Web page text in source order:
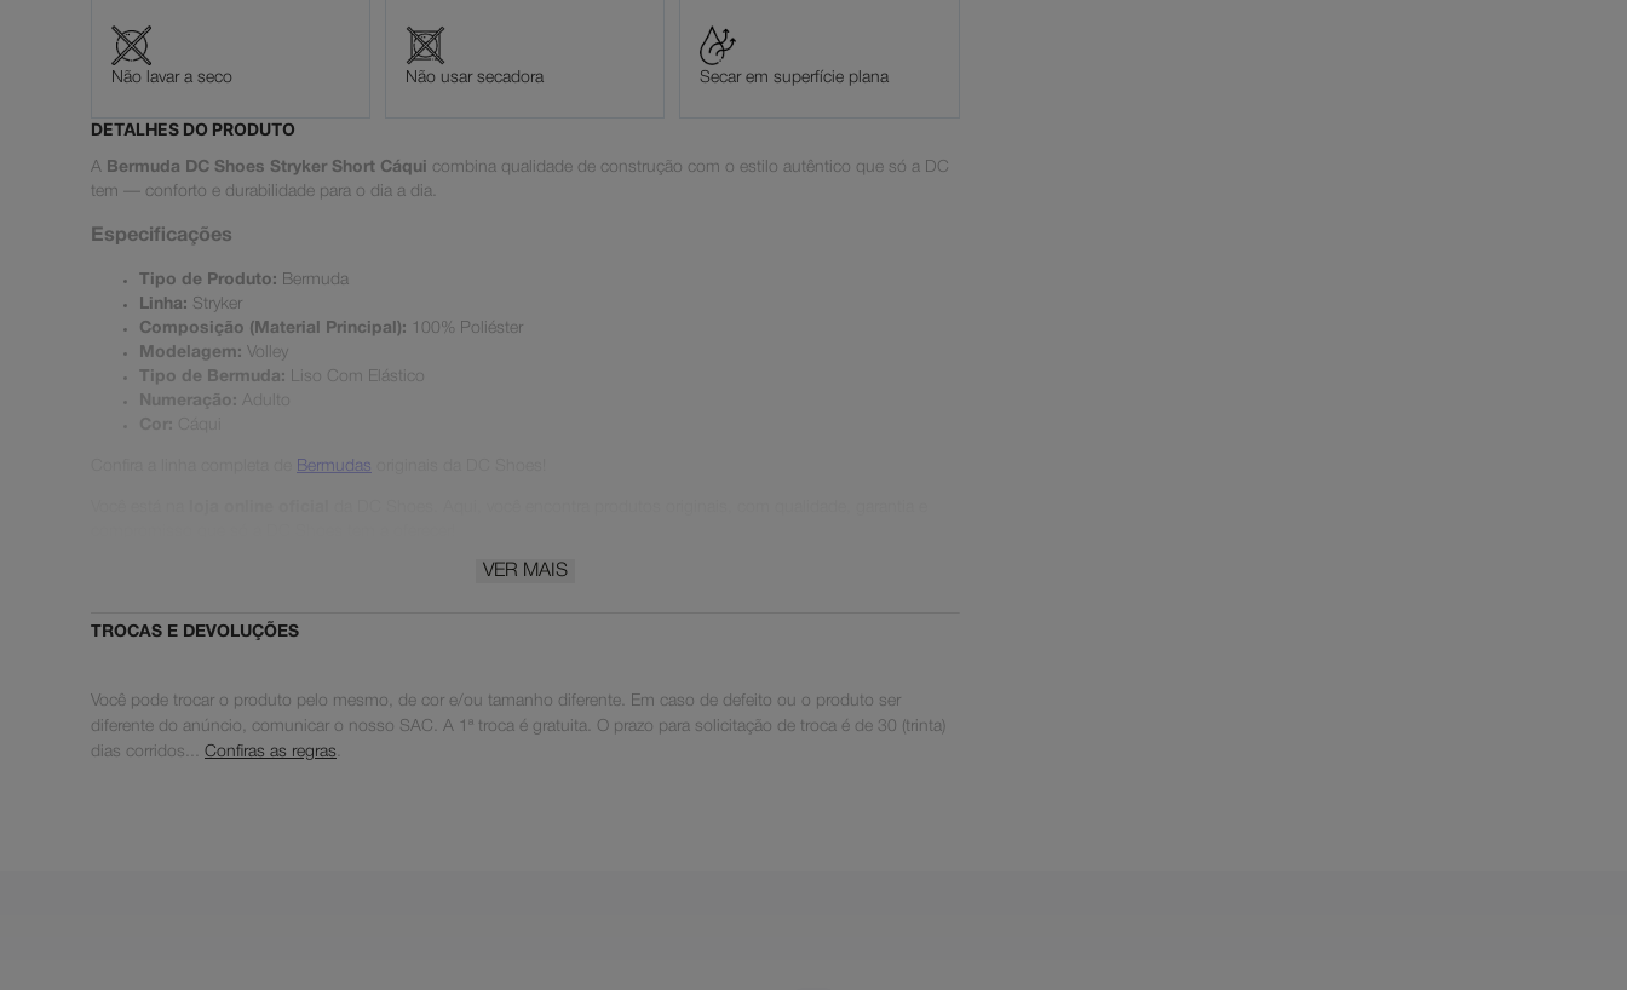
Não lavar a seco Não usar secadora Secar em superfície plana
DETALHES DO PRODUTO
A Bermuda DC Shoes Stryker Short Cáqui combina qualidade de construção com o estilo autêntico que só a DC
tem — conforto e durabilidade para o dia a dia.
Especificações
Tipo de Produto: Bermuda
Linha: Stryker
Composição (Material Principal): 100% Poliéster
Modelagem: Volley
Tipo de Bermuda: Liso Com Elástico
Numeração:
Bermudas
VER MAIS
TROCAS E DEVOLUÇÕES
Você pode trocar o produto pelo mesmo, de cor e/ou tamanho diferente. Em caso de defeito ou o produto ser
diferente do anúncio, comunicar o nosso SAC. A 1ª troca é gratuita. O prazo para solicitação de troca é de 30 (trinta)
dias corridos... Confiras as regras.